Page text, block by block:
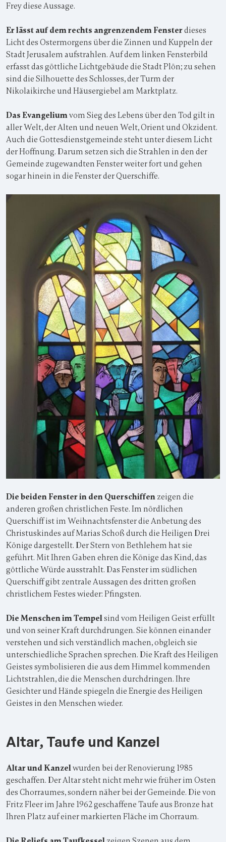
Frey diese Aussage.
Er lässt auf dem rechts angrenzendem Fensterdieses
Licht des Ostermorgens über die Zinnen und Kuppeln der
Stadt Jerusalem aufstrahlen. Auf dem linken Fensterbild
erfasst das göttliche Lichtgebäude die Stadt Plön; zu sehen
sind die Silhouette des Schlosses, der Turm der
Nikolaikirche und Häusergiebel am Marktplatz.
Das Evangeliumvom Sieg des Lebens über den Tod gilt in
aller Welt, der Alten und neuen Welt, Orient und Okzident.
Auch die Gottesdienstgemeinde steht unter diesem Licht
der Hoffnung. Darum setzen sich die Strahlen in den der
Gemeinde zugewandten Fenster weiter fort und gehen
sogar hinein in die Fenster der Querschiffe.
Die beiden Fenster in den Querschiffen zeigen die
anderen großen christlichen Feste. Im nördlichen
Querschiff ist im Weihnachtsfenster die Anbetung des
Christuskindes auf Marias Schoß durch die Heiligen Drei
Könige dargestellt. Der Stern von Bethlehem hat sie
geführt. Mit Ihren Gaben ehren die Könige das Kind, das
göttliche Würde ausstrahlt. Das Fenster im südlichen
Querschiff gibt zentrale Aussagen des dritten großen
christlichem Festes wieder: Pfingsten.
Die Menschen im Tempelsind vom Heiligen Geist erfüllt
und von seiner Kraft durchdrungen. Sie können einander
verstehen und sich verständlich machen, obgleich sie
unterschiedliche Sprachen sprechen. Die Kraft des Heiligen
Geistes symbolisieren die aus dem Himmel kommenden
Lichtstrahlen, die die Menschen durchdringen. Ihre
Gesichter und Hände spiegeln die Energie des Heiligen
Geistes in den Menschen wieder.
Altar, Taufe und Kanzel
Altar und Kanzelwurden bei der Renovierung 1985
geschaffen. Der Altar steht nicht mehr wie früher im Osten
des Chorraumes, sondern näher bei der Gemeinde. Die von
Fritz Fleer im Jahre 1962 geschaffene Taufe aus Bronze hat
Ihren Platz auf einer markierten Fläche im Chorraum.